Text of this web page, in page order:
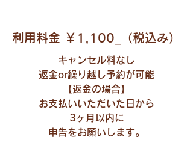
利用料金 ￥1,100_（税込み）
キャンセル料なし
返金or繰り越し予約が可能
​【返金の場合】
お支払いいただいた日から
3ヶ月以内に
申告をお願いします。